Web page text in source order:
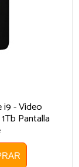
i9 - Video
Pantalla